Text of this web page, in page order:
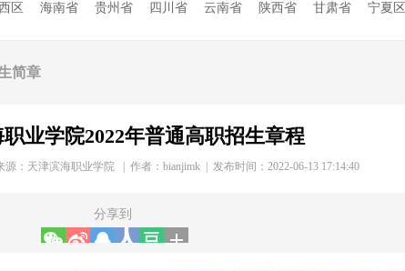
区 海南省 贵州省 四川省 云南省 陕西省 甘肃省 宁夏区
简章
业学院2022年普通高职招生章程
源：天津滨海职业学院 | 作者： bianjimk | 发布时间：2022-06-13 17:14:40
分享到